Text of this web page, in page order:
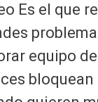
Es el que
equipo